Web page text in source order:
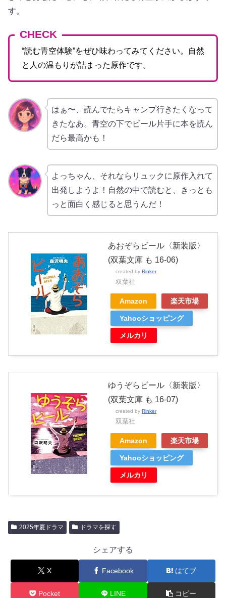
す。
CHECK
“読む青空体験”をぜひ味わってみてください。自然
と人の温もりが詰まった原作です。
はぁ〜、読んでたらキャンプ行きたくなって
きたなあ。青空の下でビール片手に本を読ん
だら最高かも！
よっちゃん、それならリュックに原作入れて
出発しようよ！自然の中で読むと、きっとも
っと面白く感じると思うんだ！
あおぞらビール〈新装版〉
(双葉文庫 も 16-06)
created by Rinker
双葉社
Amazon 楽天市場
Yahooショッピング
メルカリ
ゆうぞらビール〈新装版〉
(双葉文庫 も 16-07)
created by Rinker
双葉社
Amazon 楽天市場
Yahooショッピング
メルカリ
2025年夏ドラマ ドラマを探す
シェアする
X Facebook はてブ
Pocket LINE コピー